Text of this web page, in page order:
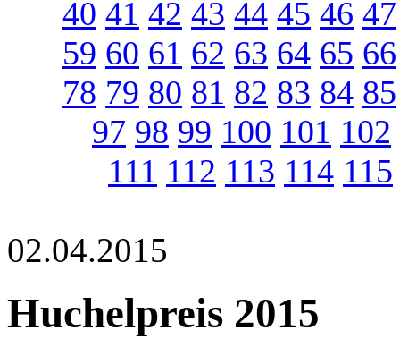
40 41 42 43 44 45 46 47
59 60 61 62 63 64 65 66
78 79 80 81 82 83 84 85
97 98 99 100 101 102
111 112 113 114 115
02.04.2015
Huchelpreis 2015